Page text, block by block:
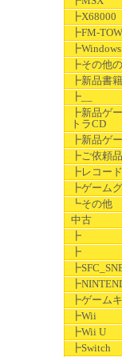
┣X68000
┣FM-
┣Windows
┣その他
┣新品書籍
┣__
┣新品ゲ
トラCD
┣新品ゲ
┣ご依頼品
┣レコード
┣ゲーム
┗その他
中古
┣
┣
┣ゲーム
┣Wii
┣Wii U
┣Switch